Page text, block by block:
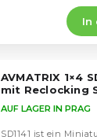
In
AVMATRIX 1×4
mit Reclocking
AUF LAGER IN PRAG
SD1141 ist ein